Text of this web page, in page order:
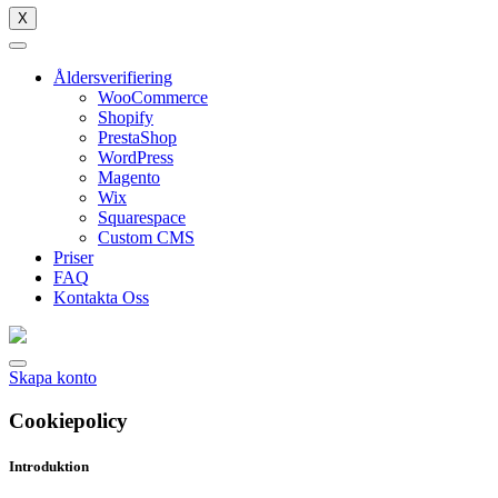
X
Åldersverifiering
WooCommerce
Shopify
PrestaShop
WordPress
Magento
Wix
Squarespace
Custom CMS
Priser
FAQ
Kontakta Oss
Skapa konto
Cookiepolicy
Introduktion